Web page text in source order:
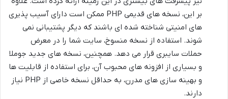
بر این، نسخه های قدیمی PHP ممکن است دارای آسیب پذیری
های امنیتی شناخته شده ای باشند که دیگر پشتیبانی نمی
شوند. استفاده از نسخه منسوخ، سایت شما را در معرض
حملات سایبری قرار می دهد. همچنین، نسخه های جدید جوملا
و بسیاری از افزونه های محبوب آن، برای استفاده از قابلیت ها
و بهینه سازی های مدرن، به حداقل نسخه خاصی از PHP نیاز
دارند.